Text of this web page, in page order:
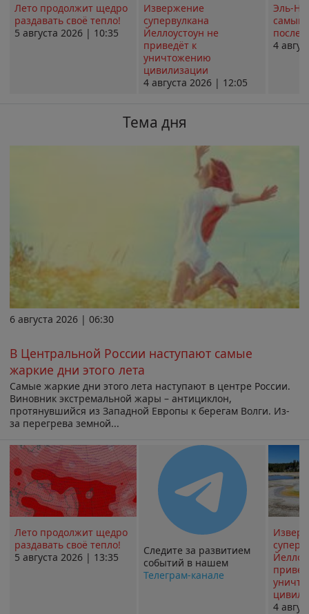
Лето продолжит щедро
раздавать своё тепло!
5 августа 2026 | 10:35
Извержение
супервулкана
Йеллоустоун не
приведёт к
уничтожению
цивилизации
4 августа 2026 | 12:05
Эль-
самым
4
Тема дня
6 августа 2026 | 06:30
В Центральной России наступают самые
жаркие дни этого лета
Самые жаркие дни этого лета наступают в центре России.
Виновник экстремальной жары – антициклон,
протянувшийся из Западной Европы к берегам Волги. Из-
за перегрева земной...
Лето продолжит щедро
раздавать своё тепло!
5 августа 2026 | 13:35
Следите за развитием
событий в нашем
Телеграм-канале
4